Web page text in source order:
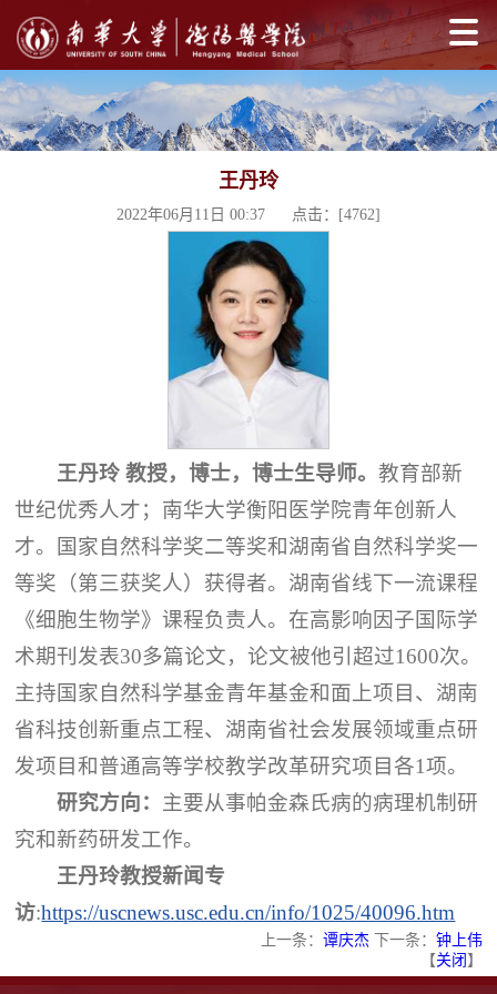
王丹玲
2022年06月11日 00:37 点击：[4762]
王丹玲 教授，博士，博士生导师。 教育部新
世纪优秀人才；南华大学衡阳医学院青年创新人
才。国家自然科学奖二等奖和湖南省自然科学奖一
等奖（第三获奖人）获得者。湖南省线下一流课程
《细胞生物学》课程负责人。在高影响因子国际学
术期刊发表30多篇论文，论文被他引超过1600次。
主持国家自然科学基金青年基金和面上项目、湖南
省科技创新重点工程、湖南省社会发展领域重点研
发项目和普通高等学校教学改革研究项目各1项。
研究方向：
主要从事帕金森氏病的病理机制研
究和新药研发工作。
王丹玲教授新闻专
访:https://uscnews.usc.edu.cn/info/1025/40096.htm
上一条： 谭庆杰下一条： 钟上伟
【关闭 】